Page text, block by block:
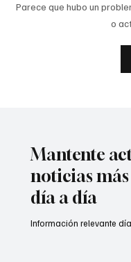
A prisión
Parece que hubo un
o
Mantente
noticias
día a día
Información relevante